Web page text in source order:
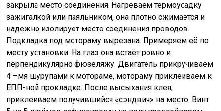
закрыла место соединения. Нагреваем термоусадку
зажигалкой или паяльником, она плотно сжимается и
надежно изолирует место соединения проводов.
Подкладка под мотораму вырезана. Примеряем её по
месту установки. На глаз она встаёт ровно и
перпендикулярно фюзеляжу. Двигатель прикручиваем
4 –мя шурупами к мотораме, мотораму приклеиваем к
ЕПП-ной прокладке. После высыхания клея,
приклеиваем получившийся «сэндвич» на место. Винт